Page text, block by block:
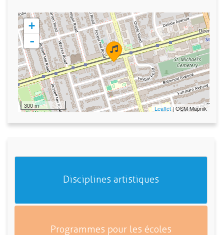
+
-
300 m Leaflet| OSM Mapnik
Disciplines artistiques
Programmes pour les écoles